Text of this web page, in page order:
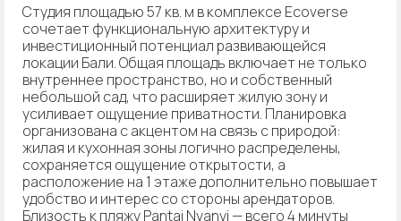
Студия площадью 57 кв. м в комплексе Ecoverse
сочетает функциональную архитектуру и
инвестиционный потенциал развивающейся
локации Бали. Общая площадь включает не только
внутреннее пространство, но и собственный
небольшой сад, что расширяет жилую зону и
усиливает ощущение приватности. Планировка
организована с акцентом на связь с природой:
жилая и кухонная зоны логично распределены,
сохраняется ощущение открытости, а
расположение на 1 этаже дополнительно повышает
удобство и интерес со стороны арендаторов.
Близость к пляжу Pantai Nyanyi — всего 4 минуты